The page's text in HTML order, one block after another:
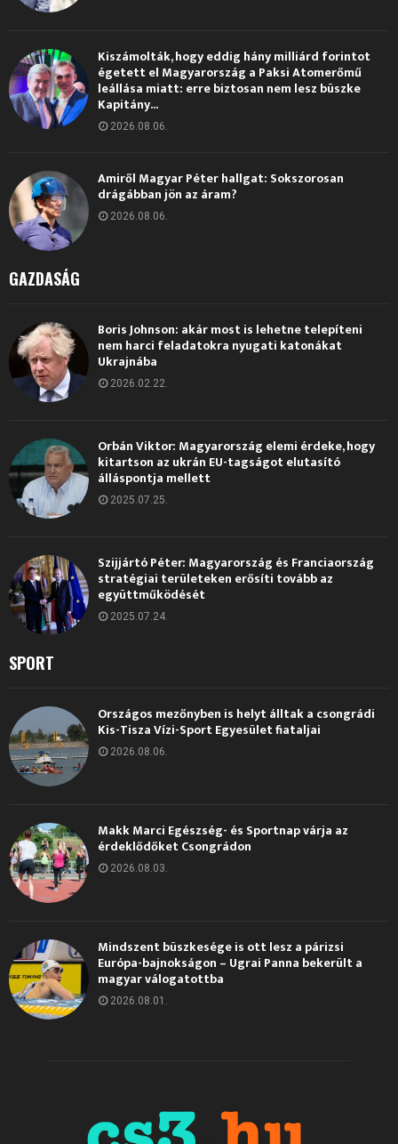
Kiszámolták, hogy eddig hány milliárd forintot
égetett el Magyarország a Paksi Atomerőmű
leállása miatt: erre biztosan nem lesz büszke
Kapitány...
2026.08.06.
Amiről Magyar Péter hallgat: Sokszorosan
drágábban jön az áram?
2026.08.06.
GAZDASÁG
Boris Johnson: akár most is lehetne telepíteni
nem harci feladatokra nyugati katonákat
Ukrajnába
2026.02.22.
Orbán Viktor: Magyarország elemi érdeke, hogy
kitartson az ukrán EU-tagságot elutasító
álláspontja mellett
2025.07.25.
Szijjártó Péter: Magyarország és Franciaország
stratégiai területeken erősíti tovább az
együttműködését
2025.07.24.
SPORT
Országos mezőnyben is helyt álltak a csongrádi
Kis-Tisza Vízi-Sport Egyesület fiataljai
2026.08.06.
Makk Marci Egészség- és Sportnap várja az
érdeklődőket Csongrádon
2026.08.03.
Mindszent büszkesége is ott lesz a párizsi
Európa-bajnokságon – Ugrai Panna bekerült a
magyar válogatottba
2026.08.01.